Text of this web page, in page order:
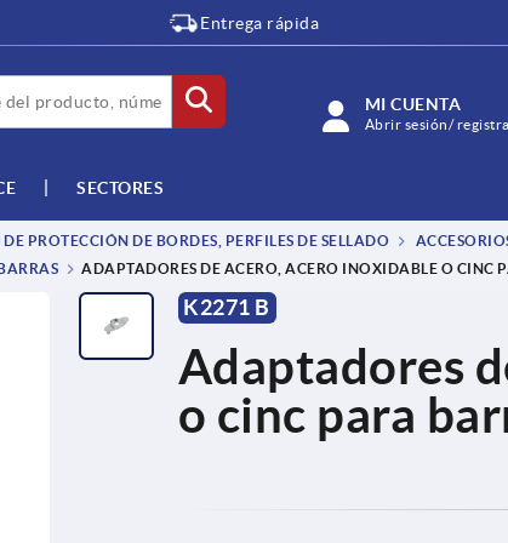
Entrega rápida
MI CUENTA
Abrir sesión/
SECTORES
PROTECCIÓN DE BORDES, PERFILES DE SELLADO
ADAPTADORES DE ACERO, ACERO INOXIDABLE O CINC
K2271 B
Adaptadores
o cinc para